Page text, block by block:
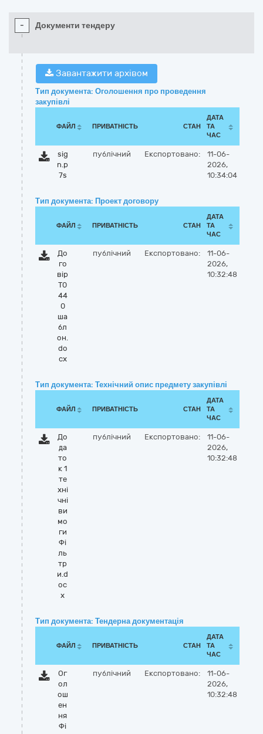
- Документи тендеру
Завантажити архівом
Тип документа: Оголошення про проведення
закупівлі
ФАЙЛ ПРИВАТНІСТЬ СТАН
ДАТА
ТА
ЧАС
sig
n.p
7s
публічний Експортовано:
11-06-
2026,
10:34:04
Тип документа: Проект договору
ФАЙЛ ПРИВАТНІСТЬ СТАН
ДАТА
ТА
ЧАС
До
го
вір
Т0
44
0
ша
бл
он.
do
cx
публічний Експортовано:
11-06-
2026,
10:32:48
Тип документа: Технічний опис предмету закупівлі
ФАЙЛ ПРИВАТНІСТЬ СТАН
ДАТА
ТА
ЧАС
До
да
то
к 1
те
хні
чні
ви
мо
ги
Фі
ль
тр
и.d
oc
x
публічний Експортовано:
11-06-
2026,
10:32:48
Тип документа: Тендерна документація
ФАЙЛ ПРИВАТНІСТЬ СТАН
ДАТА
ТА
ЧАС
Ог
ол
ош
ен
ня
Фі
публічний Експортовано:
11-06-
2026,
10:32:48